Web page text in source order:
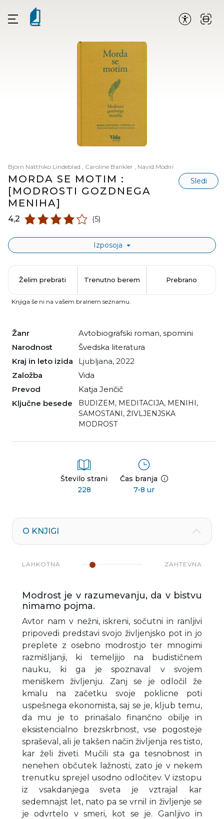
Björn Natthiko Lindeblad Caroline Bankler Navid Modiri
MORDA SE MOTIM :
[MODROSTI GOZDNEGA
MENIHA]
Sledi
4,2 (5)
Izposoja
Žanr avtobiografski roman, spomini
Narodnost
švedska literatura
Kraj in leto izida
Ljubljana, 2022
Založba
Vida
Prevod
Katja Jenčič
Ključne besede
BUDIZEM, MEDITACIJA, MENIHI,
SAMOSTANI, ŽIVLJENJSKA
MODROST
Število strani
228
Čas branja
7-8 ur
Želim prebrati Trenutno berem Prebrano
Knjiga še ni na vašem bralnem seznamu.
O KNJIGI
LAHKOTNA ZAHTEVNA
Modrost je v razumevanju, da v bistvu
nimamo pojma.
Avtor nam v nežni, iskreni, sočutni in ranljivi
pripovedi predstavi svojo življenjsko pot in jo
preplete z osebno modrostjo ter mnogimi
razmišljanji, ki temeljijo na budističnem
nauku, ki ga je spoznaval v svojem
meniškem življenju. Zanj se je odločil že
kmalu na začetku svoje poklicne poti
uspešnega ekonomista, saj se je, kljub temu,
da mu je to prinašalo finančno obilje in
eksistencialno brezskrbnost, vse pogosteje
spraševal, ali je takšen način življenja res tisto,
kar želi živeti. Mučili sta ga tesnobnost in
nenehen občutek lažnosti, zato je v nekem
trenutku sprejel usodno odločitev. V izstopu
iz vsakdanjega sveta je vztrajal kar
sedemnajst let, nato pa se vrnil in življenje se
je odvrtelo v smeri, kot se je. Ganljivo in